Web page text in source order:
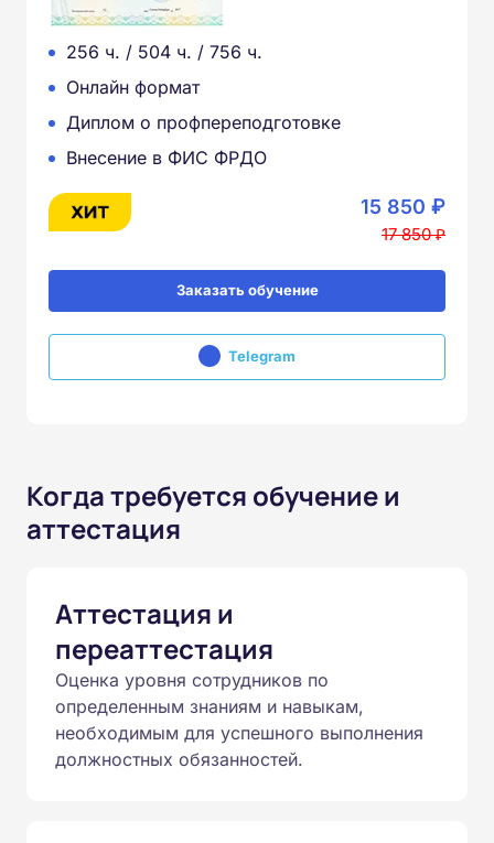
256 ч. / 504 ч. / 756 ч.
Онлайн формат
Диплом о профпереподготовке
Внесение в ФИС ФРДО
15 850 ₽
17 850 ₽
Заказать обучение
Telegram
Когда требуется обучение и
аттестация
Аттестация и
переаттестация
Оценка уровня сотрудников по
определенным знаниям и навыкам,
необходимым для успешного выполнения
должностных обязанностей.